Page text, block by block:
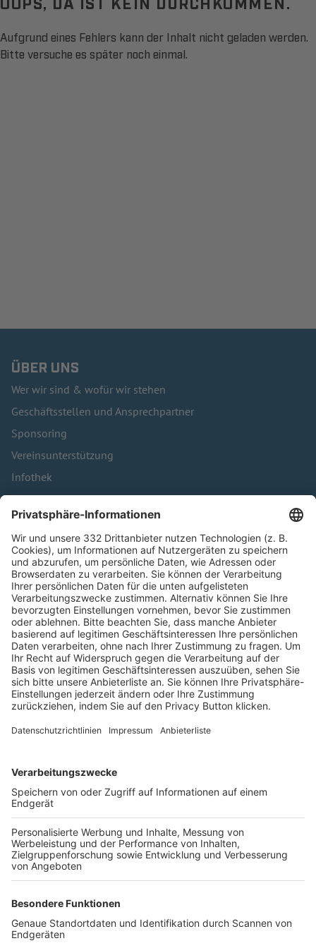
Aufgrund eines Fehlers kann der Inhalt nicht geladen werden.
Bitte versuche es später noch einmal.
ÜBER UNS
Wer wir sind & wofür wir stehen
Geschäftsstellen und Ansprechpartner
Sponsoring
Vereinsunterstützung
Infothek
Kontakt
HÄUFIG BESUCHTE SEITEN
Pässe und Vereinswechsel
Trainerausbildung
Schulungsangebot Vereinsmitarbeiter
BFV-Geschäftsstellen
Trainerbörse
Login SpielPlus
FOLGE DEM BFV
TOP-VEREINE
TOP-PARTNER